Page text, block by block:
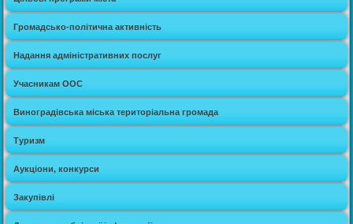
Громадсько-політична активність
Надання адміністративних послуг
Учасникам ООС
Виноградівська міська територіальна громада
Туризм
Аукціони, конкурси
Закупівлі